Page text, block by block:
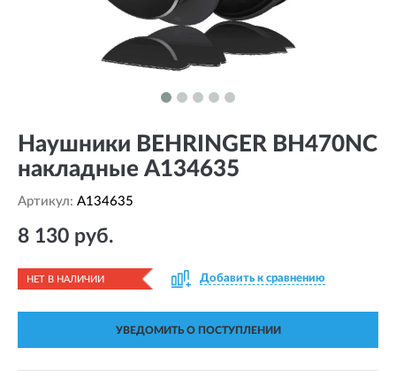
Наушники BEHRINGER BH470NC
накладные A134635
Артикул: A134635
8 130 руб.
НЕТ В НАЛИЧИИ Добавить к сравнению
УВЕДОМИТЬ О ПОСТУПЛЕНИИ